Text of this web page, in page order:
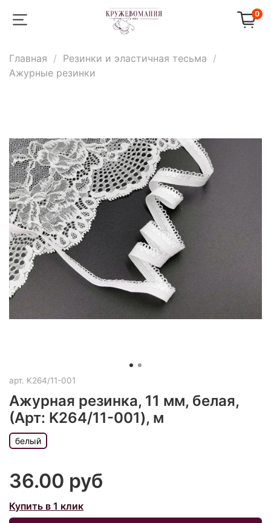
0
Главная
Резинки и эластичная тесьма
Ажурные резинки
арт. K264/11-001
Ажурная резинка, 11 мм, белая,
(Арт: K264/11-001), м
белый
36.00 руб
Купить в 1 клик